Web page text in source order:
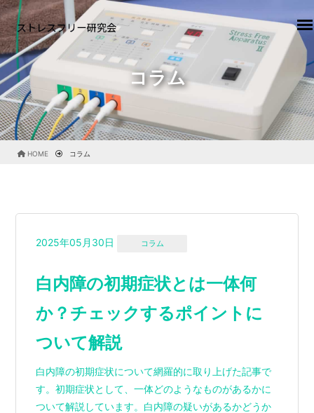
コラム
HOME コラム
2025年05月30日 コラム
白内障の初期症状とは一体何
か？チェックするポイントに
ついて解説
白内障の初期症状について網羅的に取り上げた記事で
す。初期症状として、一体どのようなものがあるかに
ついて解説しています。白内障の疑いがあるかどうか